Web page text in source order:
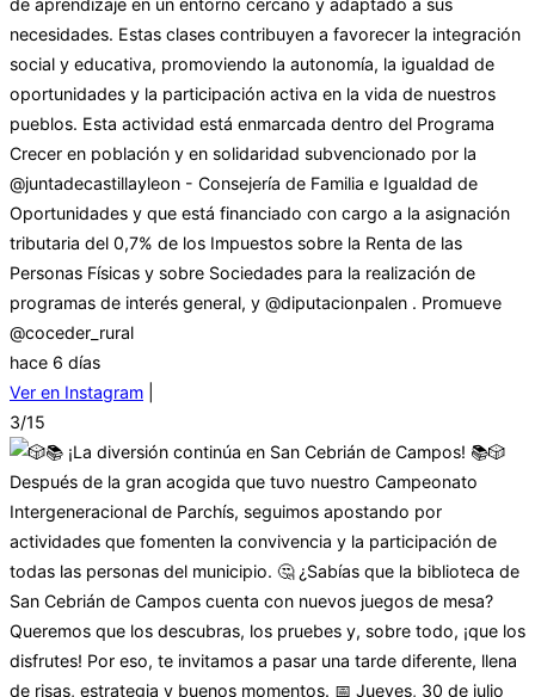
de aprendizaje en un entorno cercano y adaptado a sus
necesidades. Estas clases contribuyen a favorecer la integración
social y educativa, promoviendo la autonomía, la igualdad de
oportunidades y la participación activa en la vida de nuestros
pueblos. Esta actividad está enmarcada dentro del Programa
Crecer en población y en solidaridad subvencionado por la
@juntadecastillayleon - Consejería de Familia e Igualdad de
Oportunidades y que está financiado con cargo a la asignación
tributaria del 0,7% de los Impuestos sobre la Renta de las
Personas Físicas y sobre Sociedades para la realización de
programas de interés general, y @diputacionpalen . Promueve
@coceder_rural
hace 6 días
Ver en Instagram
3/15